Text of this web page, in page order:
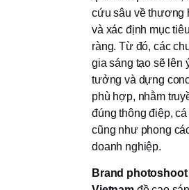
cứu sâu về thương
và xác định mục
ràng. Từ đó, các
gia sáng tạo sẽ lên
tưởng và dựng
phù hợp, nhằm
đúng thông điệp, cá
cũng như phong
doanh nghiệp.
Brand photoshoot